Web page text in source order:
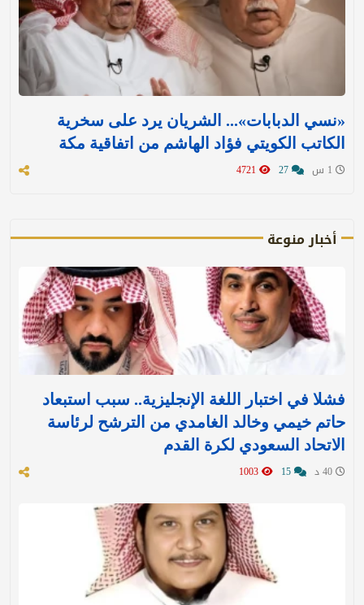
«نسي الدبابات»... الشريان يرد على سخرية
الكاتب الكويتي فؤاد الهاشم من اتفاقية مكة
أخبار منوعة
فشلا في اختبار اللغة الإنجليزية.. سبب استبعاد
حاتم خيمي وخالد الغامدي من الترشح لرئاسة
الاتحاد السعودي لكرة القدم